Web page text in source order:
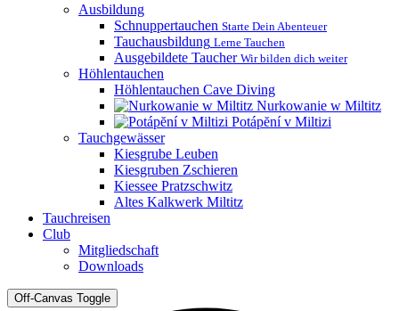
Ausbildung
Schnuppertauchen Starte Dein Abenteuer
Tauchausbildung Lerne Tauchen
Ausgebildete Taucher Wir bilden dich weiter
Höhlentauchen
Höhlentauchen Cave Diving
Nurkowanie w Miltitz
Potápĕní v Miltizi
Tauchgewässer
Kiesgrube Leuben
Kiesgruben Zschieren
Kiessee Pratzschwitz
Altes Kalkwerk Miltitz
Tauchreisen
Club
Mitgliedschaft
Downloads
Off-Canvas Toggle